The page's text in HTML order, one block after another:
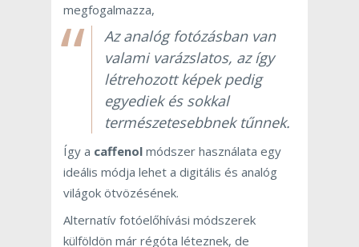
megfogalmazza,
Az analóg fotózásban van
valami varázslatos, az így
létrehozott képek pedig
egyediek és sokkal
természetesebbnek tűnnek.
Így a caffenol módszer használata egy
ideális módja lehet a digitális és analóg
világok ötvözésének.
Alternatív fotóelőhívási módszerek
külföldön már régóta léteznek, de